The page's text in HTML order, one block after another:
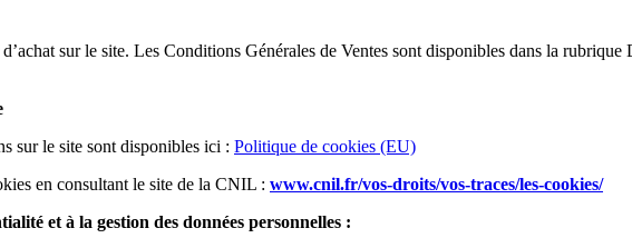
sur le site. Les Conditions Générales de Ventes sont disponibles dans la rubrique
sur le site sont disponibles ici : Politique de cookies (EU)
en consultant le site de la CNIL : www.cnil.fr/vos-droits/vos-traces/les-cookies/
et à la gestion des données personnelles :